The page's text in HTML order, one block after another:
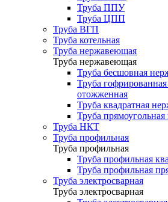
Труба ППУ
Труба ЦПП
Труба ВГП
Труба котельная
Труба нержавеющая
Труба нержавеющая
Труба бесшовная
Труба
отожженная
Труба квадратная
Труба
Труба НКТ
Труба профильная
Труба профильная
Труба профильная
Труба профильная
Труба электросварная
Труба электросварная